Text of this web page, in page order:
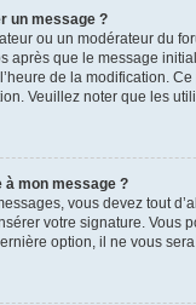
un message ?
ou un modérateur du
après que le message
de la modification.
Veuillez noter que les
mon message ?
vous devez tout
votre signature.
option, il ne vous